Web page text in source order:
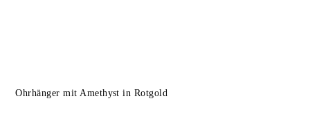
Ohrhänger mit Amethyst in Rotgold